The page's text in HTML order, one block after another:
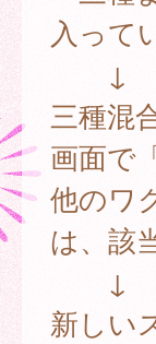
入って
↓
三種混
画面で
他のワ
は、該
↓
新しい